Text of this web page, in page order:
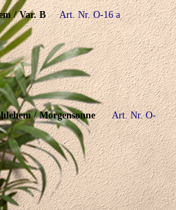
/ Var. B Art. Nr. O-16 a
/ MorgensonneArt. Nr. O-